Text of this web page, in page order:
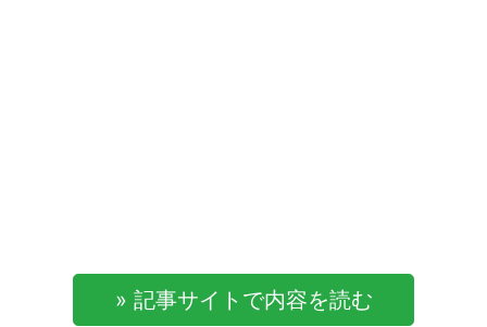
» 記事サイトで内容を読む